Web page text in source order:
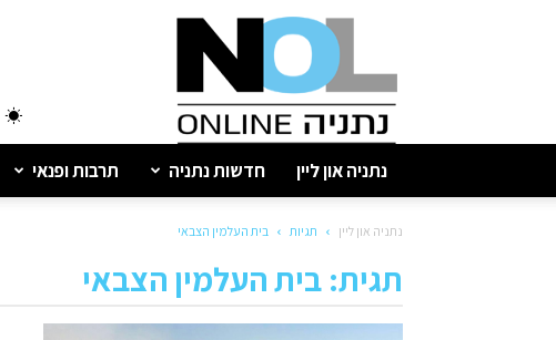
נתניה
נתניה און ליין חדשות נתניה תרבות ופנאי
נתניה און ליין תגיות בית העלמין הצבאי
תגית: בית העלמין הצבאי